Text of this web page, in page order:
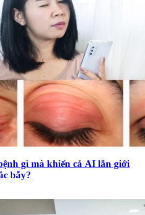
gì mà khiến cả AI lẫn giới
bẫy?